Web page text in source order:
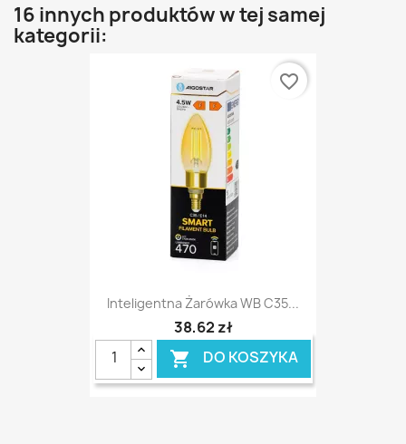
16 innych produktów w tej samej
kategorii:
Inteligentna Żarówka WB C35...
38,62 zł
 DO KOSZYKA
favorite_border